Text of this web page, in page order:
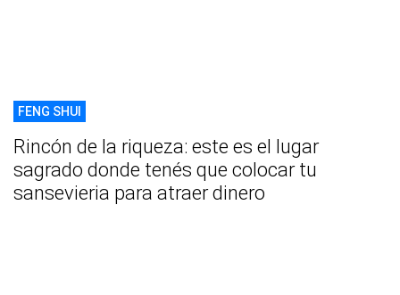
FENG SHUI
Rincón de la riqueza: este es el lugar
sagrado donde tenés que colocar tu
sansevieria para atraer dinero